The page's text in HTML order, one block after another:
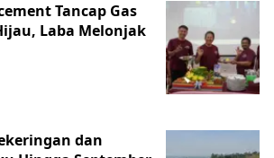
Tancap Gas
Laba Melonjak
dan